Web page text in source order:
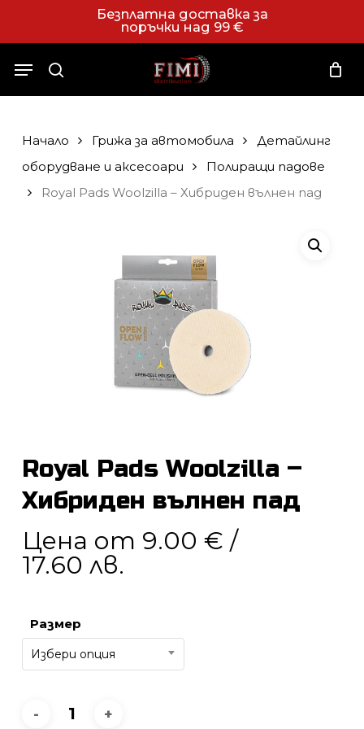
main
content
Безплатна доставка за
поръчки над 99 €
search
Menu
Количка Cart
Начало Грижа за автомобила
Детайлинг
оборудване и аксесоари
Полиращи падове
Royal Pads Woolzilla – Хибриден вълнен пад
Royal Pads Woolzilla –
Хибриден вълнен пад
Цена от 9.00 € /
17.60 лв.
Размер
Избери опция